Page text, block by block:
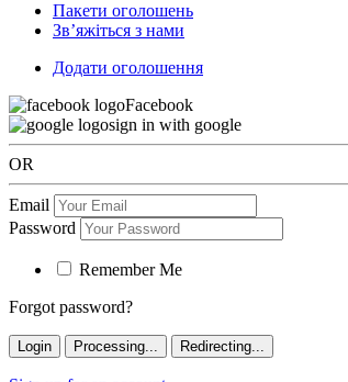
Пакети оголошень
Зв’яжіться з нами
Додати оголошення
Facebook
sign in with google
OR
Email
Password
Remember Me
Forgot password?
Login Processing... Redirecting...